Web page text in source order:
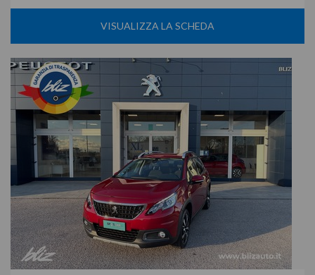
VISUALIZZA LA SCHEDA